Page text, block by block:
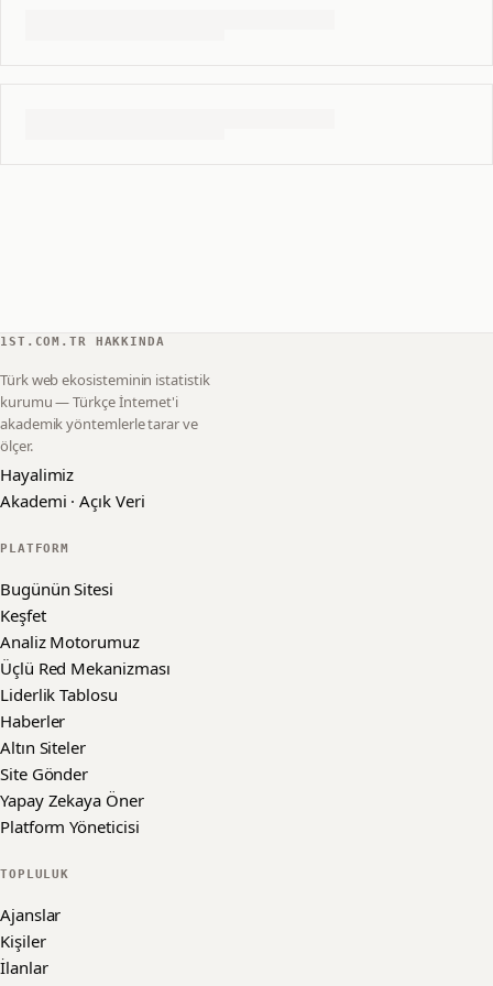
1ST.COM.TR HAKKINDA
Türk web ekosisteminin istatistik
kurumu — Türkçe İnternet'i
akademik yöntemlerle tarar ve
ölçer.
Hayalimiz
Akademi · Açık Veri
PLATFORM
Bugünün Sitesi
Keşfet
Analiz Motorumuz
Üçlü Red Mekanizması
Liderlik Tablosu
Haberler
Altın Siteler
Site Gönder
Yapay Zekaya Öner
Platform Yöneticisi
TOPLULUK
Ajanslar
Kişiler
İlanlar